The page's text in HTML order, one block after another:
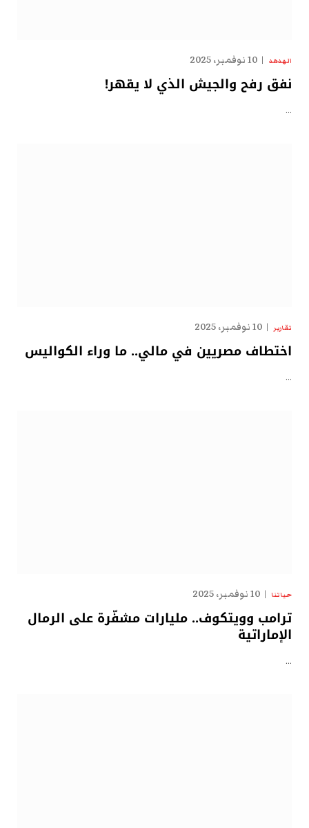
الهدهد 10 نوفمبر، 2025
نفق رفح والجيش الذي لا يقهر!
…
تقارير 10 نوفمبر، 2025
اختطاف مصريين في مالي.. ما وراء الكواليس
…
حياتنا 10 نوفمبر، 2025
ترامب وويتكوف.. مليارات مشفّرة على الرمال
الإماراتية
…